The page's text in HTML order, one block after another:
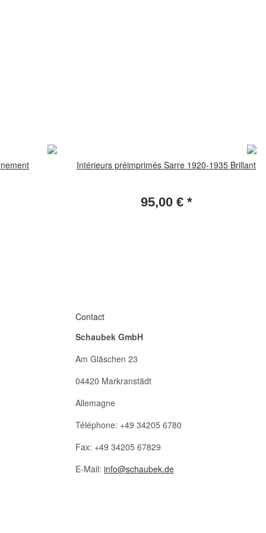
Intérieurs préimprimés Sarre 1920-1935 Brillant
95,00 € *
Contact
Schaubek GmbH
Am Gläschen 23
04420 Markranstädt
Allemagne
Téléphone: +49 34205 6780
Fax: +49 34205 67829
E-Mail: info@schaubek.de